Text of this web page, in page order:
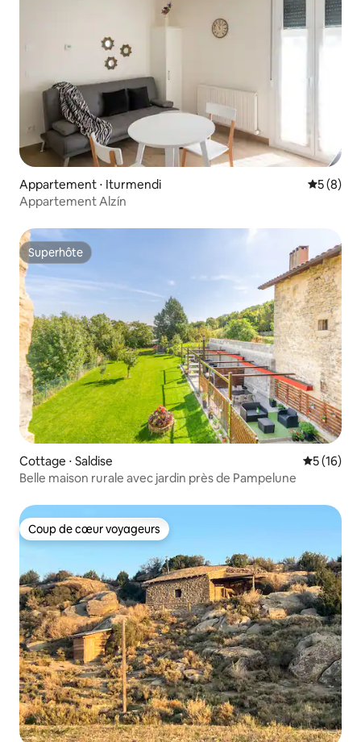
Appartement ⋅ Iturmendi
5 (8)
Appartement Alzín
Superhôte
Superhôte
Cottage ⋅ Saldise
5 (16)
Belle maison rurale avec jardin près de Pampelune
Coup de cœur voyageurs
Coup de cœur voyageurs